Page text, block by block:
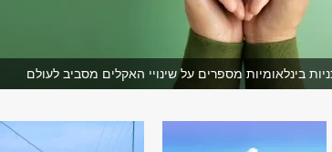
בינלאומיות מספרים על שינויי האקלים מסביב לעולם